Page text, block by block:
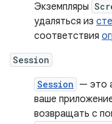
Экземпляры
удаляться из
соответствия
Session
Session — это
ваше
возвращать с